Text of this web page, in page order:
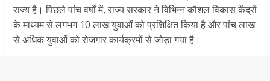
राज्य है। पिछले पांच वर्षों में, राज्य सरकार ने विभिन्न कौशल विकास केंद्रों
के माध्यम से लगभग 10 लाख युवाओं को प्रशिक्षित किया है और पांच लाख
से अधिक युवाओं को रोजगार कार्यक्रमों से जोड़ा गया है।